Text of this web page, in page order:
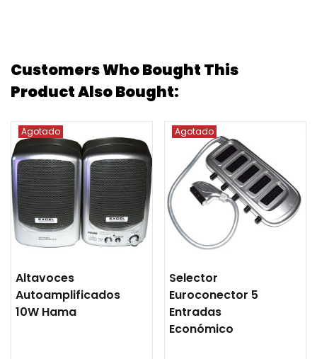
Customers Who Bought This
Product Also Bought:
Agotado
Altavoces
Autoamplificados
10W Hama
Agotado
Selector
Euroconector 5
Entradas
Económico